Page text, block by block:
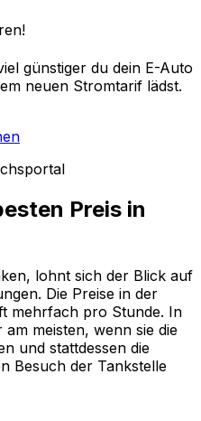
günstiger du dein E-Auto
neuen Stromtarif lädst.
Preis in
lohnt sich der Blick auf
Die Preise in der
mehrfach pro Stunde. In
meisten, wenn sie die
und stattdessen die
Besuch der Tankstelle